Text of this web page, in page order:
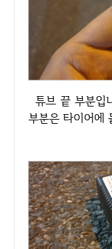
튜브 끝 부분입니다. 노란색은 본체에 연결하고 금속
부분은 타이어에